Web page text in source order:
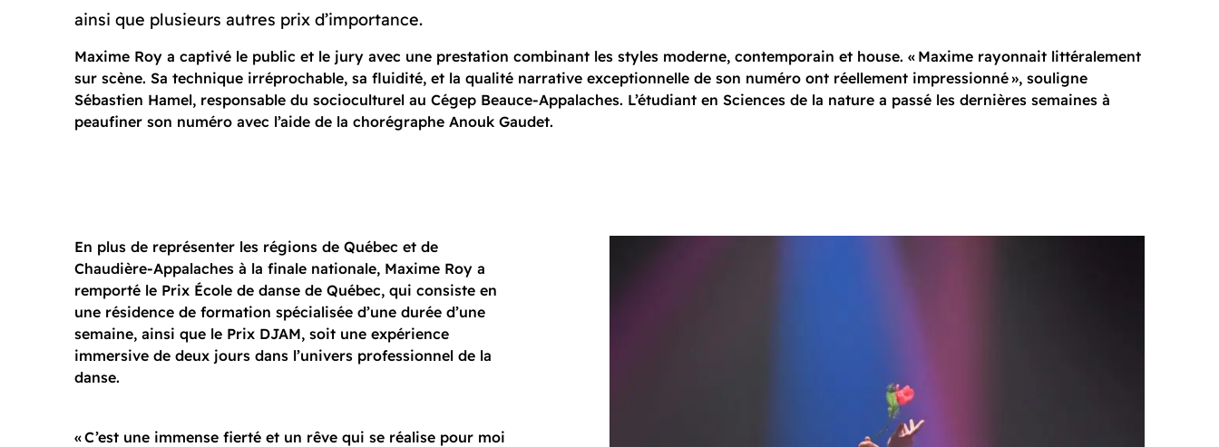
ainsi que plusieurs autres prix d’importance.
Maxime Roy a captivé le public et le jury avec une prestation combinant les styles moderne, contemporain et house. « Maxime rayonnait littéralement
sur scène. Sa technique irréprochable, sa fluidité, et la qualité narrative exceptionnelle de son numéro ont réellement impressionné », souligne
Sébastien Hamel, responsable du socioculturel au Cégep Beauce-Appalaches. L’étudiant en Sciences de la nature a passé les dernières semaines à
peaufiner son numéro avec l’aide de la chorégraphe Anouk Gaudet.
En plus de représenter les régions de Québec et de
Chaudière-Appalaches à la finale nationale, Maxime Roy a
remporté le Prix École de danse de Québec, qui consiste en
une résidence de formation spécialisée d’une durée d’une
semaine, ainsi que le Prix DJAM, soit une expérience
immersive de deux jours dans l’univers professionnel de la
danse.
« C’est une immense fierté et un rêve qui se réalise pour moi